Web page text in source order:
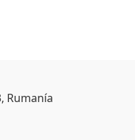
Rumanía